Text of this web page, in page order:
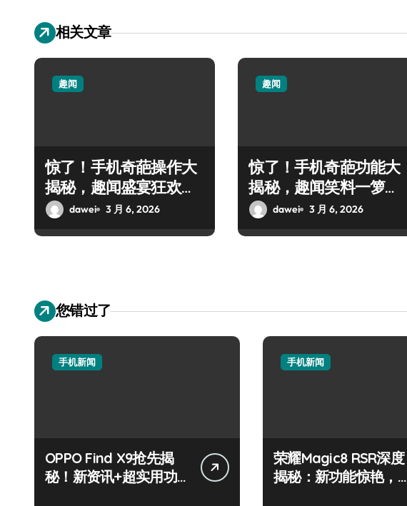
相关文章
趣闻
惊了！手机奇葩操作大
揭秘，趣闻盛宴狂欢来
袭！dawei 3 月 6, 2026
趣闻
惊了！手机奇葩功能大
揭秘，趣闻笑料一箩
筐！dawei 3 月 6, 2026
您错过了
手机新闻
OPPO Find X9抢先揭
秘！新资讯+超实用功
手机新闻
荣耀Magic8 RSR深度
揭秘：新功能惊艳，优